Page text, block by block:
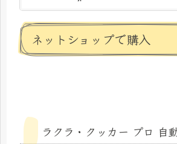
ネットショップで購入
ラクラ・クッカー プロ 自